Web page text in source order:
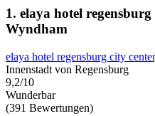
1. elaya hotel
Wyndham
elaya hotel regensburg city
Innenstadt von Regensburg
9,2/10
Wunderbar
(391 Bewertungen)